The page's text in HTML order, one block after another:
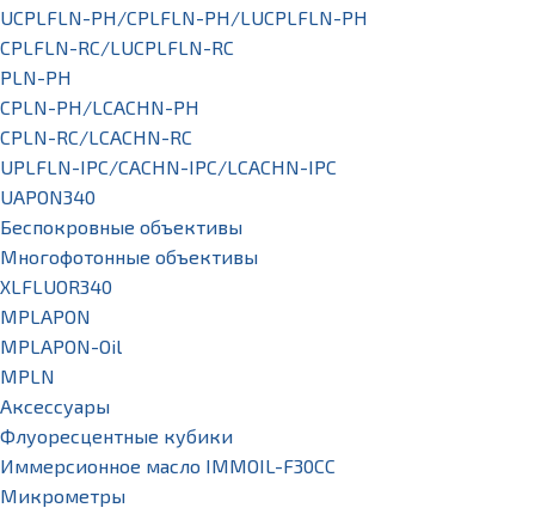
UCPLFLN-PH/CPLFLN-PH/LUCPLFLN-PH
CPLFLN-RC/LUCPLFLN-RC
PLN-PH
CPLN-PH/LCACHN-PH
CPLN-RC/LCACHN-RC
UPLFLN-IPC/CACHN-IPC/LCACHN-IPC
UAPON340
Беспокровные объективы
Многофотонные объективы
XLFLUOR340
MPLAPON
MPLAPON-Oil
MPLN
Аксессуары
Флуоресцентные кубики
Иммерсионное масло IMMOIL-F30CC
Микрометры